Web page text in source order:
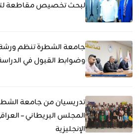
لبحث تخصيص مقاطعة
جامعة الشطرة تنظم
وضوابط القبول في
تدريسيان من جامعة
المجلس البريطاني –
الإنجليزية